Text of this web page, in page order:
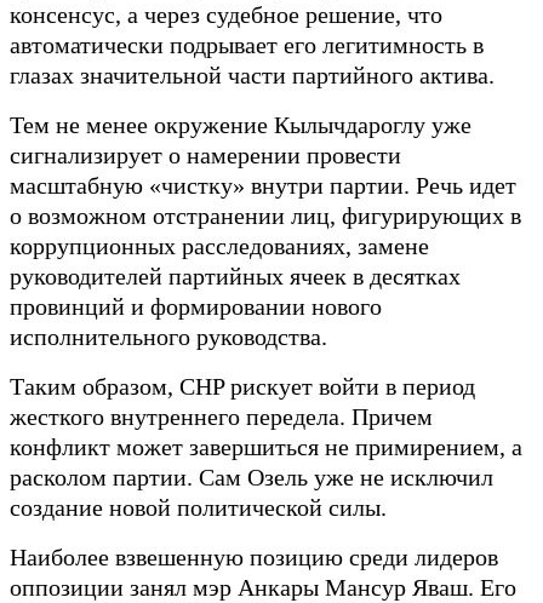
консенсус, а через судебное решение, что
автоматически подрывает его легитимность в
глазах значительной части партийного актива.
Тем не менее окружение Кылычдароглу уже
сигнализирует о намерении провести
масштабную «чистку» внутри партии. Речь идет
о возможном отстранении лиц, фигурирующих в
коррупционных расследованиях, замене
руководителей партийных ячеек в десятках
провинций и формировании нового
исполнительного руководства.
Таким образом, CHP рискует войти в период
жесткого внутреннего передела. Причем
конфликт может завершиться не примирением, а
расколом партии. Сам Озель уже не исключил
создание новой политической силы.
Наиболее взвешенную позицию среди лидеров
оппозиции занял мэр Анкары Мансур Яваш. Его